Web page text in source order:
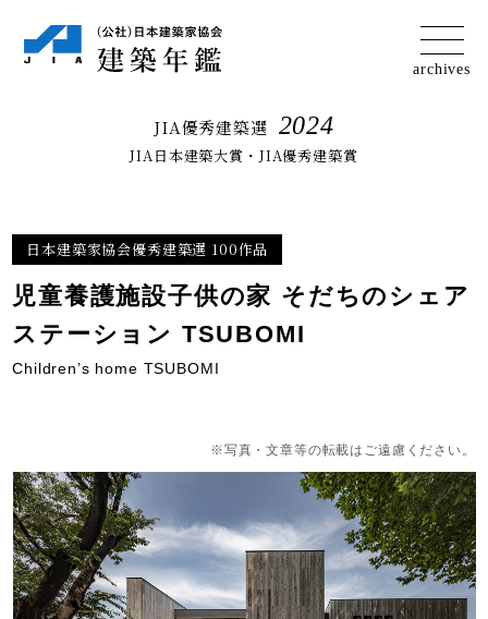
JIA優秀建築選 2024
JIA日本建築大賞・JIA優秀建築賞
日本建築家協会優秀建築選 100作品
児童養護施設子供の家 そだちのシェア
ステーション TSUBOMI
Children’s home TSUBOMI
※写真・文章等の転載はご遠慮ください。